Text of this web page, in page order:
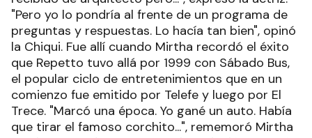
"Pero yo lo pondría al frente de un programa de
preguntas y respuestas. Lo hacía tan bien", opinó
la Chiqui. Fue allí cuando Mirtha recordó el éxito
que Repetto tuvo allá por 1999 con Sábado Bus,
el popular ciclo de entretenimientos que en un
comienzo fue emitido por Telefe y luego por El
Trece. "Marcó una época. Yo gané un auto. Había
que tirar el famoso corchito...", rememoró Mirtha